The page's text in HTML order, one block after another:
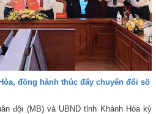
đồng hành thúc đẩy chuyển đổi số
đội (MB) và UBND tỉnh Khánh Hòa ký